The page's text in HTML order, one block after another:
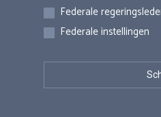
Federale
Federale instellingen